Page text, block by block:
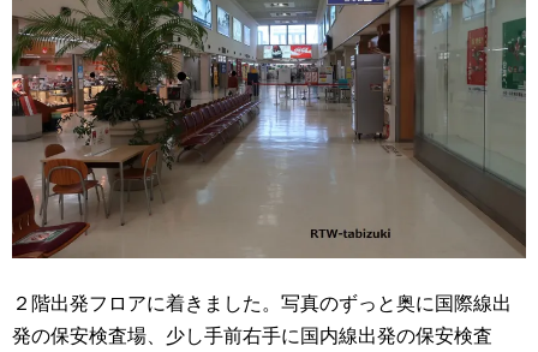
２階出発フロアに着きました。写真のずっと奥に国際線出
発の保安検査場、少し手前右手に国内線出発の保安検査